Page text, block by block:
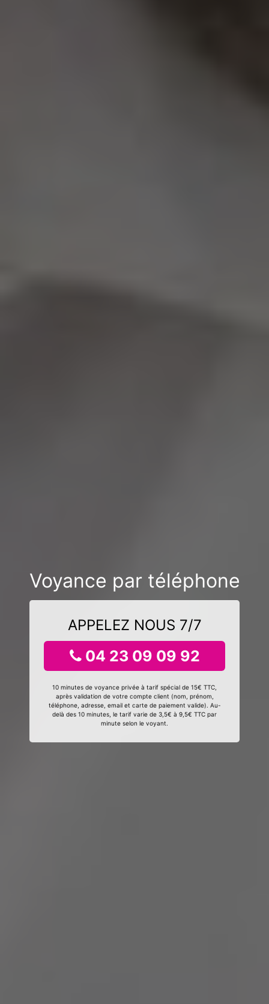
Voyance par téléphone
APPELEZ NOUS 7/7
04 23 09 09 92
10 minutes de voyance privée à tarif spécial de 15€ TTC,
après validation de votre compte client (nom, prénom,
téléphone, adresse, email et carte de paiement valide). Au-
delà des 10 minutes, le tarif varie de 3,5€ à 9,5€ TTC par
minute selon le voyant.